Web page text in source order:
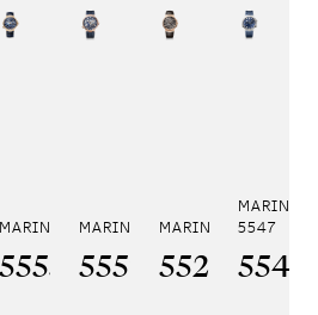
5887
PW0
Y2/9ZU
MARINE HORA MUNDI 5555
5555BH/YS/9WV
MARINE HORA MUNDI 5557
5557BR/YS/
MARINE
5527BR/
MARINE
5547